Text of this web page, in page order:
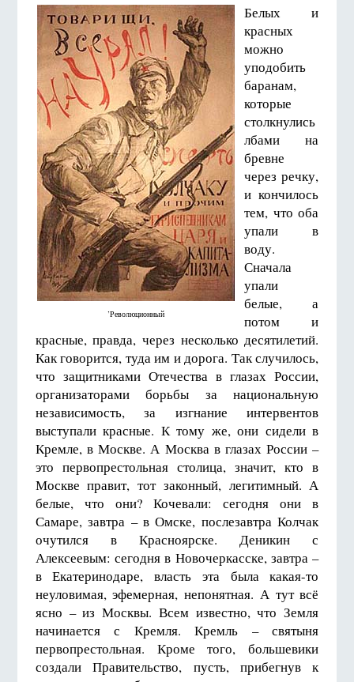
’Революционный
Белых и
красных
можно
уподобить
баранам,
которые
столкнулись
лбами на
бревне
через речку,
и кончилось
тем, что оба
упали в
воду.
Сначала
упали
белые, а
потом и
красные, правда, через несколько десятилетий.
Как говорится, туда им и дорога. Так случилось,
что защитниками Отечества в глазах России,
организаторами борьбы за национальную
независимость, за изгнание интервентов
выступали красные. К тому же, они сидели в
Кремле, в Москве. А Москва в глазах России –
это первопрестольная столица, значит, кто в
Москве правит, тот законный, легитимный. А
белые, что они? Кочевали: сегодня они в
Самаре, завтра – в Омске, послезавтра Колчак
очутился в Красноярске. Деникин с
Алексеевым: сегодня в Новочеркасске, завтра –
в Екатеринодаре, власть эта была какая-то
неуловимая, эфемерная, непонятная. А тут всё
ясно – из Москвы. Всем известно, что Земля
начинается с Кремля. Кремль – святыня
первопрестольная. Кроме того, большевики
создали Правительство, пусть, прибегнув к